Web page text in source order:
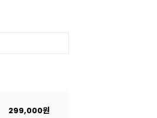
299,000원